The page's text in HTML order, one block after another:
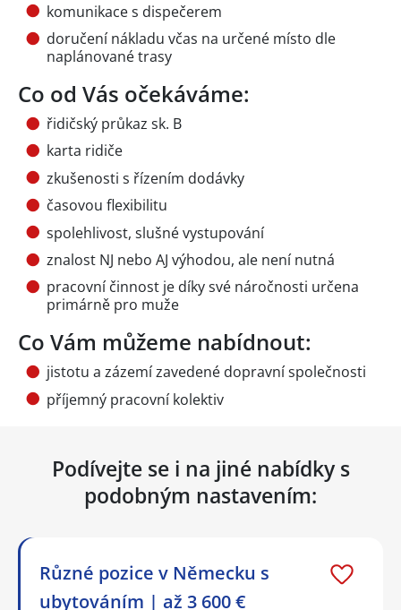
komunikace s dispečerem
doručení nákladu včas na určené místo dle
naplánované trasy
Co od Vás očekáváme:
řidičský průkaz sk. B
karta ridiče
zkušenosti s řízením dodávky
časovou flexibilitu
spolehlivost, slušné vystupování
znalost NJ nebo AJ výhodou, ale není nutná
pracovní činnost je díky své náročnosti určena
primárně pro muže
Co Vám můžeme nabídnout:
jistotu a zázemí zavedené dopravní společnosti
příjemný pracovní kolektiv
Podívejte se i na jiné nabídky s
podobným nastavením:
Různé pozice v Německu s
ubytováním | až 3 600 €